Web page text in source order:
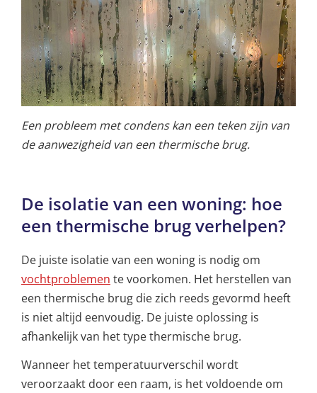
Een probleem met condens kan een teken zijn van
de aanwezigheid van een thermische brug.
De isolatie van een woning: hoe
een thermische brug verhelpen?
De juiste isolatie van een woning is nodig om
vochtproblemen te voorkomen. Het herstellen van
een thermische brug die zich reeds gevormd heeft
is niet altijd eenvoudig. De juiste oplossing is
afhankelijk van het type thermische brug.
Wanneer het temperatuurverschil wordt
veroorzaakt door een raam, is het voldoende om